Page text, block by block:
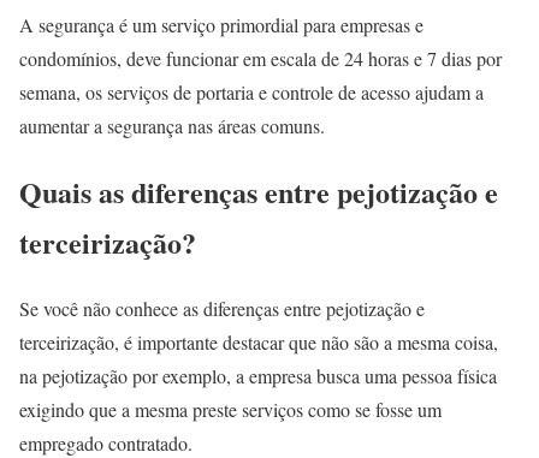
A segurança é um serviço primordial para empresas e
condomínios, deve funcionar em escala de 24 horas e 7 dias por
semana, os serviços de portaria e controle de acesso ajudam a
aumentar a segurança nas áreas comuns.
Quais as diferenças entre pejotização e
terceirização?
Se você não conhece as diferenças entre pejotização e
terceirização, é importante destacar que não são a mesma coisa,
na pejotização por exemplo, a empresa busca uma pessoa física
exigindo que a mesma preste serviços como se fosse um
empregado contratado.